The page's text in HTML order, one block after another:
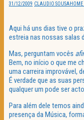
31/12/2009 CLAUDIO SOUSA
Aqui há uns dias tive o
estreia nas nossas salas
Mas, perguntam vocês
Bem, no início o que me
uma carreira improvável,
É verdade que as suas
qualquer um pode ser
Para além dele temos
presença da Música,